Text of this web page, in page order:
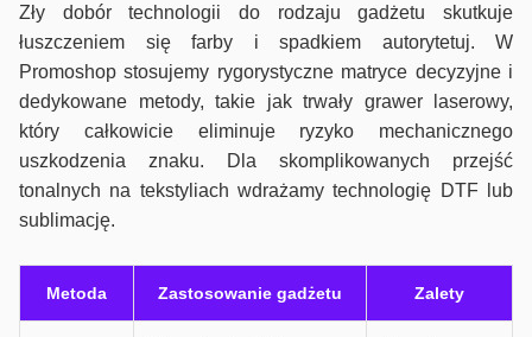
Zły dobór technologii do rodzaju gadżetu skutkuje
łuszczeniem się farby i spadkiem autorytetuj. W
Promoshop stosujemy rygorystyczne matryce decyzyjne i
dedykowane metody, takie jak trwały grawer laserowy,
który całkowicie eliminuje ryzyko mechanicznego
uszkodzenia znaku. Dla skomplikowanych przejść
tonalnych na tekstyliach wdrażamy technologię DTF lub
sublimację.
Metoda Zastosowanie gadżetu Zalety